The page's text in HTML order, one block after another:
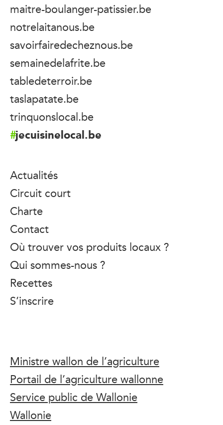
maitre-boulanger-patissier.be
notrelaitanous.be
savoirfairedecheznous.be
semainedelafrite.be
tabledeterroir.be
taslapatate.be
trinquonslocal.be
jecuisinelocal.be
Actualités
Circuit court
Charte
Contact
Où trouver vos produits locaux ?
Qui sommes-nous ?
Recettes
S’inscrire
Ministre wallon de l’agriculture
Portail de l’agriculture wallonne
Service public de Wallonie
Wallonie